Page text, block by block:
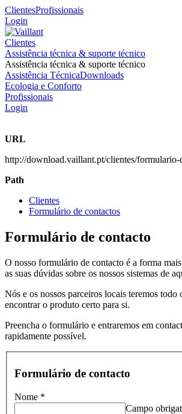
ClientesProfissionais
Login
Clientes
Assistência técnica & suporte técnico
Assistência técnica & suporte técnico
Assistência TécnicaDownloads
Ecologia e Conforto
Profissionais
Login
URL
http://download.vaillant.pt/clientes/formulario-
Path
Clientes
Formulário de contactos
Formulário de contacto
O nosso formulário de contacto é a forma
as suas dúvidas sobre os nossos sistemas de
Nós e os nossos parceiros locais teremos todo
encontrar o produto certo para si.
Preencha o formulário e entraremos em
rapidamente possível.
Formulário de contacto
Nome *
Campo